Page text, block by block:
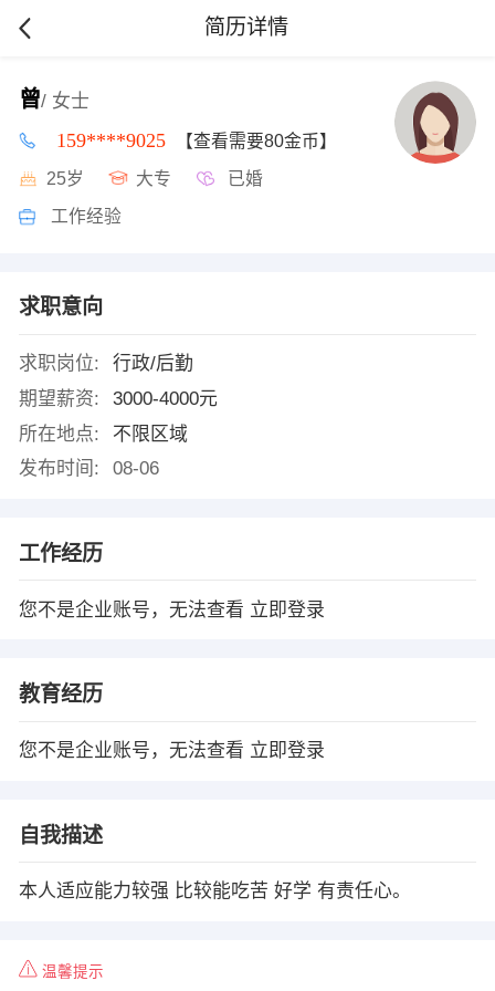
简历详情
曾/ 女士
159****9025 【查看需要80金币】
25岁 大专 已婚
工作经验
求职意向
求职岗位:
行政/后勤
期望薪资:
3000-4000元
所在地点:
不限区域
发布时间:
08-06
工作经历
您不是企业账号，无法查看 立即登录
教育经历
您不是企业账号，无法查看 立即登录
自我描述
本人适应能力较强 比较能吃苦 好学 有责任心。
温馨提示